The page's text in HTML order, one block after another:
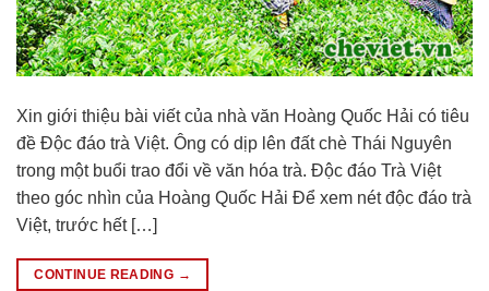
Xin giới thiệu bài viết của nhà văn Hoàng Quốc Hải có tiêu
đề Độc đáo trà Việt. Ông có dịp lên đất chè Thái Nguyên
trong một buổi trao đổi về văn hóa trà. Độc đáo Trà Việt
theo góc nhìn của Hoàng Quốc Hải Để xem nét độc đáo trà
Việt, trước hết […]
CONTINUE READING →